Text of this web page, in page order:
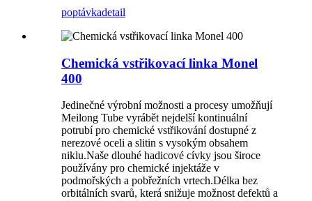
poptávkadetail
Chemická vstřikovací linka Monel
400
Jedinečné výrobní možnosti a procesy umožňují
Meilong Tube vyrábět nejdelší kontinuální
potrubí pro chemické vstřikování dostupné z
nerezové oceli a slitin s vysokým obsahem
niklu.Naše dlouhé hadicové cívky jsou široce
používány pro chemické injektáže v
podmořských a pobřežních vrtech.Délka bez
orbitálních svarů, která snižuje možnost defektů a